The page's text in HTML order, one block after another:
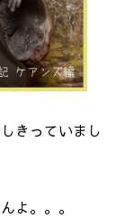
きっていまし
よ。。。